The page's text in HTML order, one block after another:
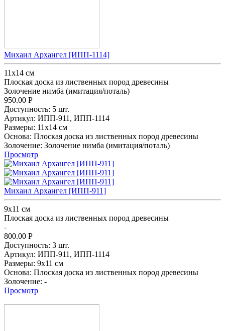
Михаил Архангел [ИПП-1114]
11х14 см
Плоская доска из лиственных пород древесины
Золочение нимба (имитация/поталь)
950.00 Р
Доступность: 5 шт.
Артикул: ИПП-911, ИПП-1114
Размеры: 11х14 см
Основа: Плоская доска из лиственных пород древесины
Золочение: Золочение нимба (имитация/поталь)
Просмотр
Михаил Архангел [ИПП-911]
9х11 см
Плоская доска из лиственных пород древесины
-
800.00 Р
Доступность: 3 шт.
Артикул: ИПП-911, ИПП-1114
Размеры: 9х11 см
Основа: Плоская доска из лиственных пород древесины
Золочение: -
Просмотр